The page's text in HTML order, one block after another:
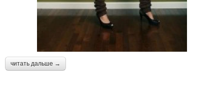
читать дальше →